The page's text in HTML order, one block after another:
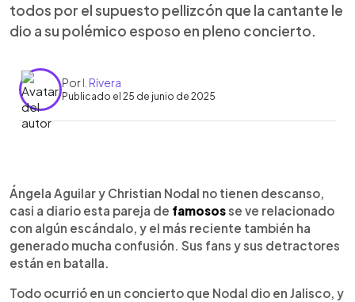
todos por el supuesto pellizcón que la cantante le
dio a su polémico esposo en pleno concierto.
PorI. Rivera
Publicado el 25 de junio de 2025
► Escuchar artículo
Ángela Aguilar y Christian Nodal no tienen descanso,
casi a diario esta pareja de famososse ve relacionado
con algún escándalo, y el más reciente también ha
generado mucha confusión. Sus fans y sus detractores
están en batalla.
Todo ocurrió en un concierto que Nodal dio en Jalisco, y